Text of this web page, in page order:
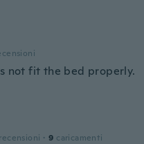
not fit the bed properly.
recensioni · 9 caricamenti